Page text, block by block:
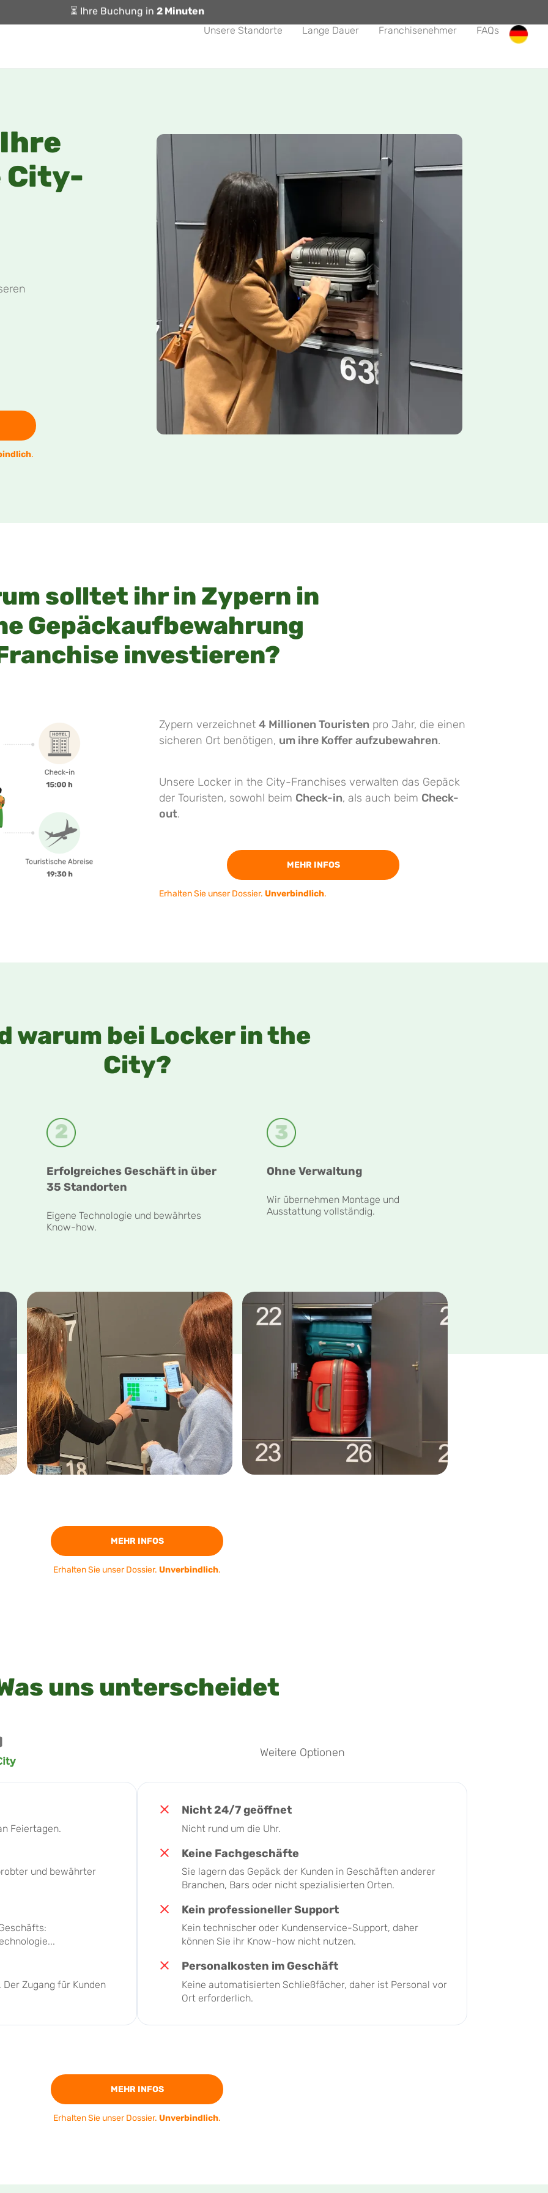
⏳ Ihre Buchung in 2 Minuten
Unsere Standorte
Lange Dauer Franchisenehmer FAQs
City-
.
solltet ihr in Zypern in
Gepäckaufbewahrung
investieren?
Zypern verzeichnet 4 Millionen Touristen pro Jahr, die einen
sicheren Ort benötigen, um ihre Koffer aufzubewahren.
Unsere Locker in the City-Franchises verwalten das Gepäck
der Touristen, sowohl beim Check-in, als auch beim Check-
out.
MEHR INFOS
Erhalten Sie unser Dossier. Unverbindlich.
warum bei Locker in the
City?
Erfolgreiches Geschäft in über
35 Standorten
Eigene Technologie und bewährtes
Know-how.
Ohne Verwaltung
Wir übernehmen Montage und
Ausstattung vollständig.
MEHR INFOS
Erhalten Sie unser Dossier. Unverbindlich.
uns unterscheidet
Feiertagen.
und bewährter
Zugang für Kunden
Weitere Optionen
Nicht 24/7 geöffnet
Nicht rund um die Uhr.
Keine Fachgeschäfte
Sie lagern das Gepäck der Kunden in Geschäften anderer
Branchen, Bars oder nicht spezialisierten Orten.
Kein professioneller Support
Kein technischer oder Kundenservice-Support, daher
können Sie ihr Know-how nicht nutzen.
Personalkosten im Geschäft
Keine automatisierten Schließfächer, daher ist Personal vor
Ort erforderlich.
MEHR INFOS
Erhalten Sie unser Dossier. Unverbindlich.